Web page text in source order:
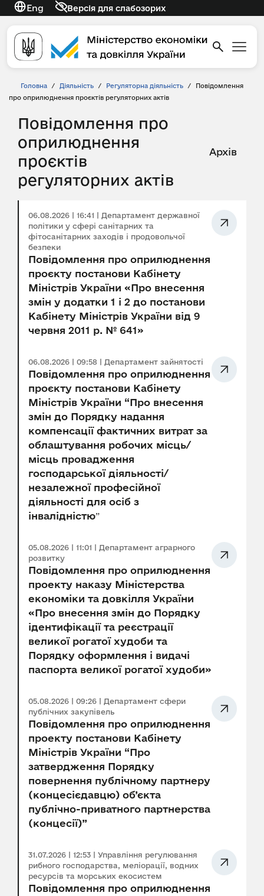
Eng Версія для слабозорих
Головна / Діяльність / Регуляторна діяльність /
Повідомлення
про оприлюднення проєктів регуляторних актів
Повідомлення про
оприлюднення
проєктів
регуляторних актів
Архів
06.08.2026 | 16:41 | Департамент державної
політики у сфері санітарних та
фітосанітарних заходів і продовольчої
безпеки
Повідомлення про оприлюднення
проєкту постанови Кабінету
Міністрів України «Про внесення
змін у додатки 1 і 2 до постанови
Кабінету Міністрів України від 9
червня 2011 р. № 641»
06.08.2026 | 09:58 | Департамент зайнятості
Повідомлення про оприлюднення
проєкту постанови Кабінету
Міністрів України “Про внесення
змін до Порядку надання
компенсації фактичних витрат за
облаштування робочих місць/
місць провадження
господарської діяльності/
незалежної професійної
діяльності для осіб з
інвалідністюˮ
05.08.2026 | 11:01 | Департамент аграрного
розвитку
Повідомлення про оприлюднення
проекту наказу Міністерства
економіки та довкілля України
«Про внесення змін до Порядку
ідентифікації та реєстрації
великої рогатої худоби та
Порядку оформлення і видачі
паспорта великої рогатої худоби»
05.08.2026 | 09:26 | Департамент сфери
публічних закупівель
Повідомлення про оприлюднення
проекту постанови Кабінету
Міністрів України “Про
затвердження Порядку
повернення публічному партнеру
(концесієдавцю) об’єкта
публічно-приватного партнерства
(концесії)”
31.07.2026 | 12:53 | Управління регулювання
рибного господарства, меліорації, водних
ресурсів та морських екосистем
Повідомлення про оприлюднення